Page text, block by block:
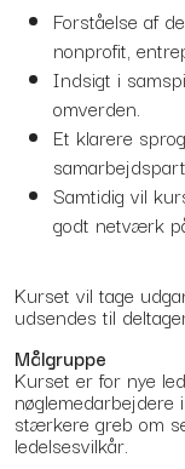
Forståelse af
nonprofit,
Indsigt i
omverden.
Et klarere
Samtidig vil
godt netværk
Kurset vil tage
udsendes til
Målgruppe
Kurset er for nye
stærkere greb om
ledelsesvilkår.